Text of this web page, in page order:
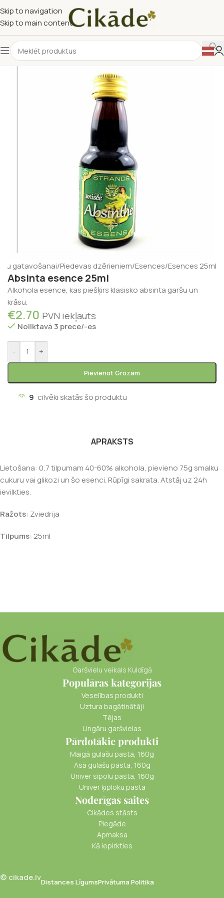
Skip to navigation
Skip to main content
gatavošanai/Piedevas dzērieniem/Esences/Esences 25ml
Absinta esence 25ml
Alkohola esence, kas piešķirs klasisko absinta garšu un
krāsu.
€2.70 PVN iekļauts
Noliktavā 3 prece/-es
- +
Pievienot Grozam
9 cilvēki skatās šo produktu
APRAKSTS
Lietošana: 0,7 tilpumam 40-60% alkohola, pievieno 75g smalku
cukuru vai glikozi un šo esenci. Rūpīgi sakrata. Atstāj uz 24h
ievilkties.
Ražots: Zviedrija
Tilpums: 25ml
Garšvielu veikals Kuldīgā
Populāras kategorijas
Veselības produkti
Uztura bagātinātāji
Tējas
Ungāru garšvielas
Pārdotākie produkti
Maigā gulašu pasta, 160g
Asā gulašu pasta, 160g
Univer sīpolu pasta, 160g
Univer ķiploku pasta
Noderīgas saites
Cikādes stāsts
Piegāde
Apmaksa
Kā iepirkties
© cikade.lvDistances LīgumsPrivātuma Politika